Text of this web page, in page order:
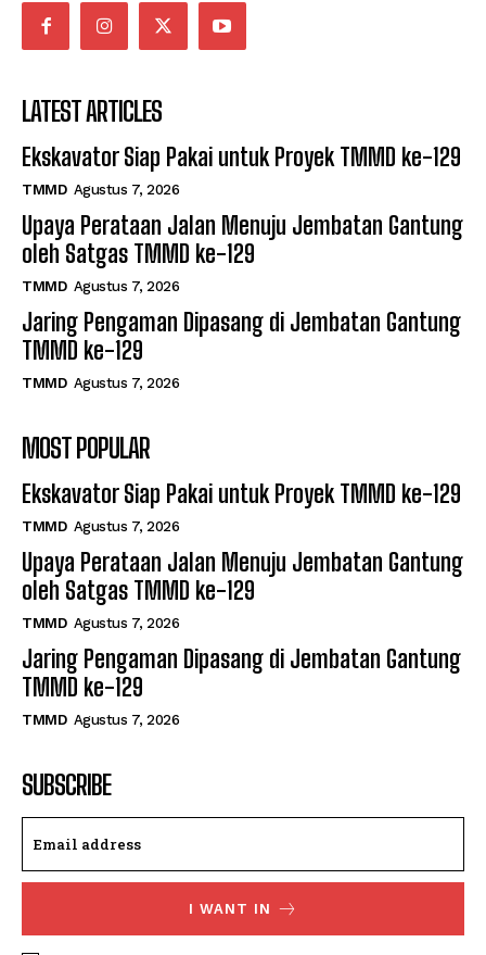
LATEST ARTICLES
Ekskavator Siap Pakai untuk Proyek TMMD ke-129
TMMD Agustus 7, 2026
Upaya Perataan Jalan Menuju Jembatan Gantung
oleh Satgas TMMD ke-129
TMMD Agustus 7, 2026
Jaring Pengaman Dipasang di Jembatan Gantung
TMMD ke-129
TMMD Agustus 7, 2026
MOST POPULAR
Ekskavator Siap Pakai untuk Proyek TMMD ke-129
TMMD Agustus 7, 2026
Upaya Perataan Jalan Menuju Jembatan Gantung
oleh Satgas TMMD ke-129
TMMD Agustus 7, 2026
Jaring Pengaman Dipasang di Jembatan Gantung
TMMD ke-129
TMMD Agustus 7, 2026
SUBSCRIBE
I WANT IN